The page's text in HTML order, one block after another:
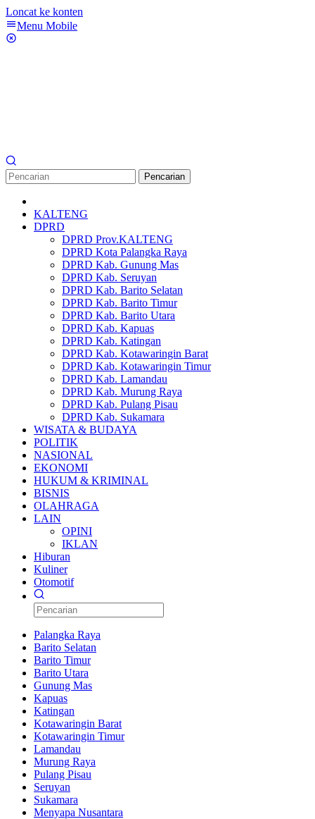
Loncat ke konten
Menu Mobile
Pencarian
KALTENG
DPRD
DPRD Prov.KALTENG
DPRD Kota Palangka Raya
DPRD Kab. Gunung Mas
DPRD Kab. Seruyan
DPRD Kab. Barito Selatan
DPRD Kab. Barito Timur
DPRD Kab. Barito Utara
DPRD Kab. Kapuas
DPRD Kab. Katingan
DPRD Kab. Kotawaringin Barat
DPRD Kab. Kotawaringin Timur
DPRD Kab. Lamandau
DPRD Kab. Murung Raya
DPRD Kab. Pulang Pisau
DPRD Kab. Sukamara
WISATA & BUDAYA
POLITIK
NASIONAL
EKONOMI
HUKUM & KRIMINAL
BISNIS
OLAHRAGA
LAIN
OPINI
IKLAN
Hiburan
Kuliner
Otomotif
Palangka Raya
Barito Selatan
Barito Timur
Barito Utara
Gunung Mas
Kapuas
Katingan
Kotawaringin Barat
Kotawaringin Timur
Lamandau
Murung Raya
Pulang Pisau
Seruyan
Sukamara
Menyapa Nusantara